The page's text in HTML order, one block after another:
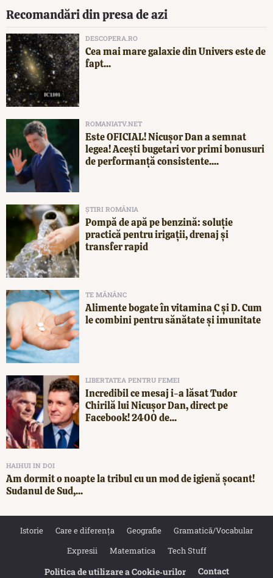
Recomandări din presa de azi
DESCOPERA.RO
Cea mai mare galaxie din Univers este de
fapt...
ROMANIATV.NET
Este OFICIAL! Nicușor Dan a semnat
legea! Acești bugetari vor primi bonusuri
de performanță consistente....
ȘTIRI ROMÂNIA
Pompă de apă pe benzină: soluție
practică pentru irigații, drenaj și
transfer rapid
TE MĂNÂNC
Alimente bogate în vitamina C și D. Cum
le combini pentru sănătate și imunitate
LIBERTATEA PENTRU FEMEI
Incredibil ce mesaj i-a lăsat Tudor
Chirilă lui Nicușor Dan, direct pe
Facebook! 2400 de...
HAIHUI IN DOI
Am dormit o noapte la tribul cu un mod de igienă șocant!
Sudanul de Sud,...
Istorie Care e diferența Geografie
Gramatică/Vocabular
Expresii
Matematica Tech Stuff
Politica de utilizare a Cookie‐urilor Contact